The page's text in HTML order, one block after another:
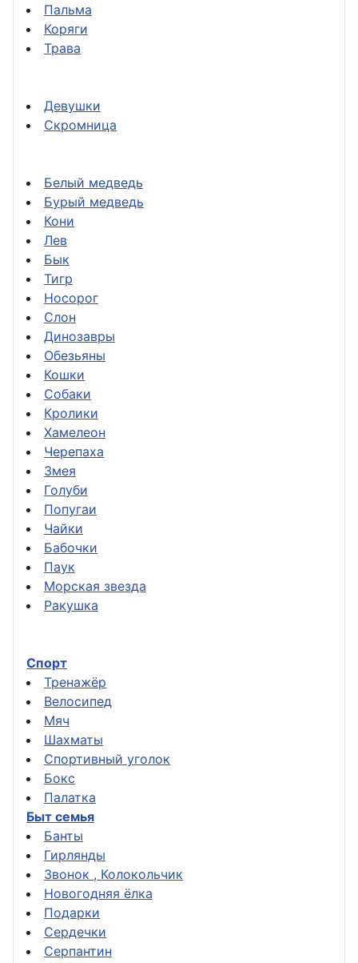
Пальма
Коряги
Трава
Девушки
Скромница
Белый медведь
Бурый медведь
Кони
Лев
Бык
Тигр
Носорог
Слон
Динозавры
Обезьяны
Кошки
Собаки
Кролики
Хамелеон
Черепаха
Змея
Голуби
Попугаи
Чайки
Бабочки
Паук
Морская звезда
Ракушка
Спорт
Тренажёр
Велосипед
Мяч
Шахматы
Спортивный уголок
Бокс
Палатка
Быт семья
Банты
Гирлянды
Звонок , Колокольчик
Новогодняя ёлка
Подарки
Сердечки
Серпантин